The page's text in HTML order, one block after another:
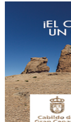
Gato manso
Este gato macho ha
manso y
Leales.org » Gran